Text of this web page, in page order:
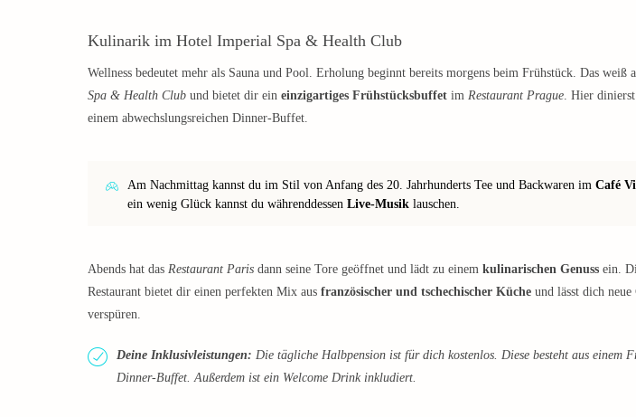
Kulinarik im Hotel Imperial Spa & Health Club
Wellness bedeutet mehr als Sauna und Pool. Erholung beginnt bereits morgens beim Frühstück. Das weiß
Spa & Health Club und bietet dir ein einzigartiges Frühstücksbuffet im Restaurant Prague . Hier
einem abwechslungsreichen Dinner-Buffet.
Am Nachmittag kannst du im Stil von Anfang des 20. Jahrhunderts Tee und Backwaren im Café
ein wenig Glück kannst du währenddessen Live-Musik lauschen.
Abends hat das Restaurant Paris dann seine Tore geöffnet und lädt zu einem kulinarischen Genuss ein.
Restaurant bietet dir einen perfekten Mix aus französischer und tschechischer Küche und lässt dich neue
verspüren.
Deine Inklusivleistungen: Die tägliche Halbpension ist für dich kostenlos. Diese besteht aus einem
Dinner-Buffet. Außerdem ist ein Welcome Drink inkludiert.